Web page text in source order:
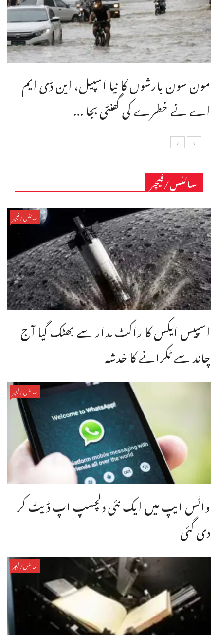
مون سون بارشوں کا نیا اسپیل، این ڈی ایم
اے نے خطرے کی گھنٹی بجا ...
سائنس/فیچر
سائنس/فیچر
اسپیس ایکس کا راکٹ مدار سے بھٹک گیا آج
چاند سے ٹکرانے کا خدشہ
سائنس/فیچر
واٹس ایپ میں ایک نئی دلچسپ اپ ڈیٹ کر
دی گئی
سائنس/فیچر